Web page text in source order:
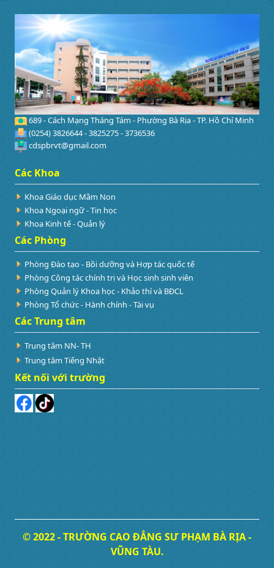
689 - Cách Mạng Tháng Tám - Phường Bà Rịa - TP. Hồ Chí Minh
(0254) 3826644 - 3825275 - 3736536
cdspbrvt@gmail.com
Các Khoa
Khoa Giáo dục Mầm Non
Khoa Ngoại ngữ - Tin học
Khoa Kinh tế - Quản lý
Các Phòng
Phòng Đào tạo - Bồi dưỡng và Hợp tác quốc tế
Phòng Công tác chính trị và Học sinh sinh viên
Phòng Quản lý Khoa học - Khảo thí và BĐCL
Phòng Tổ chức - Hành chính - Tài vụ
Các Trung tâm
Trung tâm NN- TH
Trung tâm Tiếng Nhật
Kết nối với trường
© 2022 - TRƯỜNG CAO ĐẲNG SƯ PHẠM BÀ RỊA -
VŨNG TÀU.